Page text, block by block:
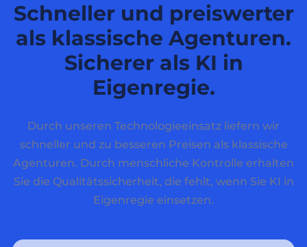
Schneller und preiswerter
als klassische Agenturen.
Sicherer als KI in
Eigenregie.
Durch unseren Technologieeinsatz liefern wir
schneller und zu besseren Preisen als klassische
Agenturen. Durch menschliche Kontrolle erhalten
Sie die Qualitätssicherheit, die fehlt, wenn Sie KI in
Eigenregie einsetzen.